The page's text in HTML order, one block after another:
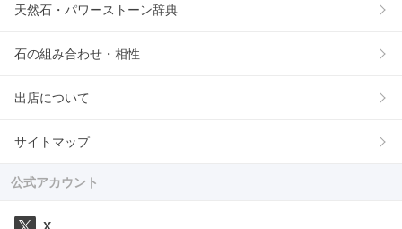
天然石・パワーストーン辞典
石の組み合わせ・相性
出店について
サイトマップ
公式アカウント